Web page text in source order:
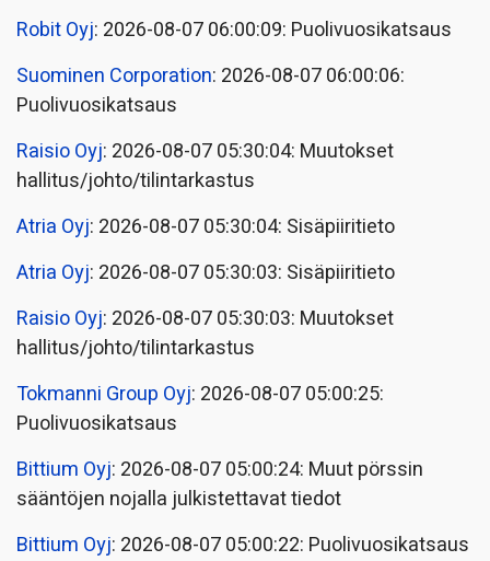
Robit Oyj: 2026-08-07 06:00:09: Puolivuosikatsaus
Suominen Corporation: 2026-08-07 06:00:06:
Puolivuosikatsaus
Raisio Oyj: 2026-08-07 05:30:04: Muutokset
hallitus/johto/tilintarkastus
Atria Oyj: 2026-08-07 05:30:04: Sisäpiiritieto
Atria Oyj: 2026-08-07 05:30:03: Sisäpiiritieto
Raisio Oyj: 2026-08-07 05:30:03: Muutokset
hallitus/johto/tilintarkastus
Tokmanni Group Oyj: 2026-08-07 05:00:25:
Puolivuosikatsaus
Bittium Oyj: 2026-08-07 05:00:24: Muut pörssin
sääntöjen nojalla julkistettavat tiedot
Bittium Oyj: 2026-08-07 05:00:22: Puolivuosikatsaus